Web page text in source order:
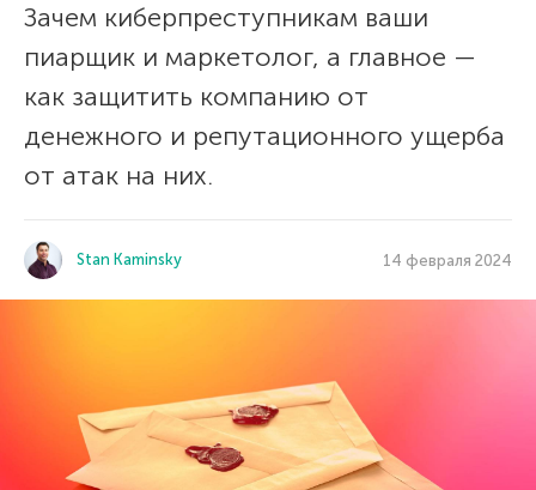
Зачем киберпреступникам ваши
пиарщик и маркетолог, а главное —
как защитить компанию от
денежного и репутационного ущерба
от атак на них.
Stan Kaminsky 14 февраля 2024